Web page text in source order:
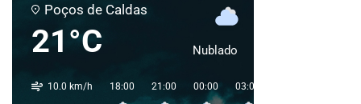
Poços de Caldas
21°C Nublado
10.0 km/h 18:00 21:00 00:00 03:00